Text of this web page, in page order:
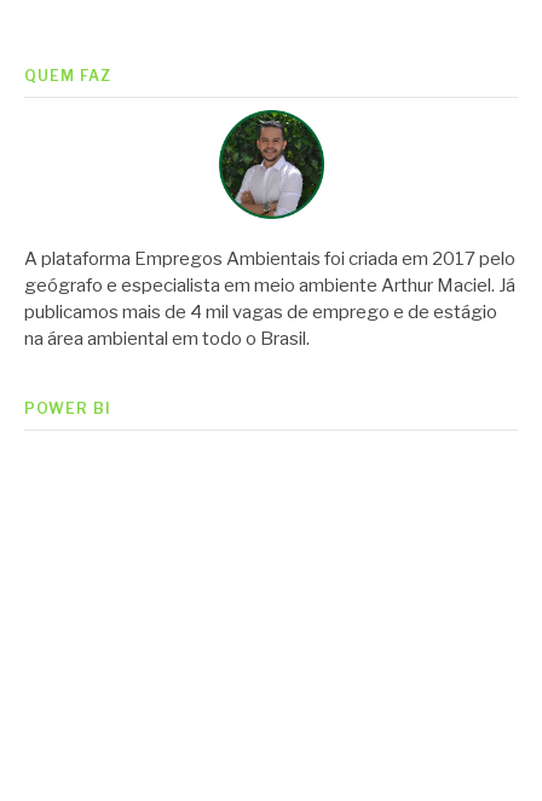
QUEM FAZ
A plataforma Empregos Ambientais foi criada em 2017 pelo
geógrafo e especialista em meio ambiente Arthur Maciel. Já
publicamos mais de 4 mil vagas de emprego e de estágio
na área ambiental em todo o Brasil.
POWER BI